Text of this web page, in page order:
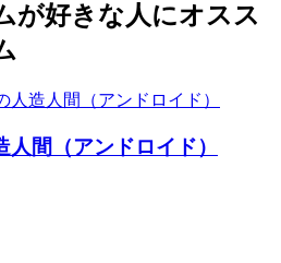
が好きな人にオスス
人間（アンドロイド）